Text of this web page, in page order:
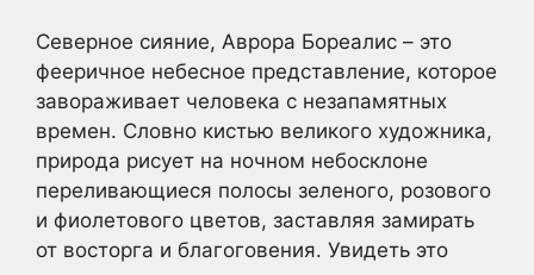
Северное сияние, Аврора Бореалис – это
фееричное небесное представление, которое
завораживает человека с незапамятных
времен. Словно кистью великого художника,
природа рисует на ночном небосклоне
переливающиеся полосы зеленого, розового
и фиолетового цветов, заставляя замирать
от восторга и благоговения. Увидеть это